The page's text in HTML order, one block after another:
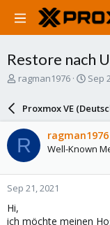
Restore nach
T
a
d
s
t
a
r
e
ragman1976
S
r
d
a
e
Sep
Proxmox VE
R ragman1976
Well-Known
Sep 21, 2021
Hi,
ich möchte meinen